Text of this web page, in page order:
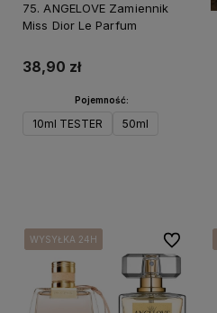
75. ANGELOVE Zamiennik
Miss Dior Le Parfum
38,90 zł
Pojemność:
10ml TESTER 50ml
WYSYŁKA 24H
WYSYŁKA 24H
WYSYŁKA 24H
WYSYŁKA 24H Do